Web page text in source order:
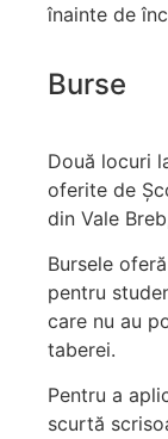
înainte de
Burse
Două locuri
oferite de
din Vale
Bursele
pentru
care nu au
taberei.
Pentru a
scurtă